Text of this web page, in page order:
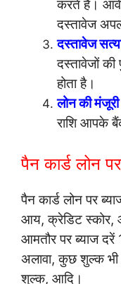
करते हैं।
दस्तावेज
दस्तावेज
दस्तावेजों की
होता है।
लोन की
राशि आपके
पैन कार्ड लोन
पैन कार्ड लोन पर
आय, क्रेडिट स्कोर,
आमतौर पर ब्याज
अलावा, कुछ शुल्क भी
शुल्क, आदि।